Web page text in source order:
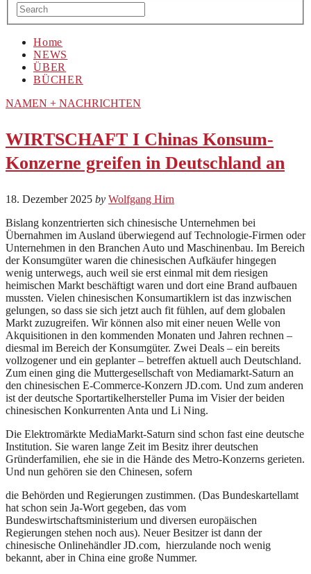
Home
NEWS
ÜBER
BÜCHER
NAMEN + NACHRICHTEN
WIRTSCHAFT I Chinas Konsum-
Konzerne greifen in Deutschland an
18. Dezember 2025 by Wolfgang Hirn
Bislang konzentrierten sich chinesische Unternehmen bei
Übernahmen im Ausland überwiegend auf Technologie-Firmen oder
Unternehmen in den Branchen Auto und Maschinenbau. Im Bereich
der Konsumgüter waren die chinesischen Aufkäufer hingegen
wenig unterwegs, auch weil sie erst einmal mit dem riesigen
heimischen Markt beschäftigt waren und dort eine Brand aufbauen
mussten. Vielen chinesischen Konsumartiklern ist das inzwischen
gelungen, so dass sie sich jetzt auch fit fühlen, auf dem globalen
Markt zuzugreifen. Wir können also mit einer neuen Welle von
Akquisitionen in den kommenden Monaten und Jahren rechnen –
diesmal im Bereich der Konsumgüter. Zwei Deals – ein bereits
vollzogener und ein geplanter – betreffen aktuell auch Deutschland.
Zum einen ging die Muttergesellschaft von Mediamarkt-Saturn an
den chinesischen E-Commerce-Konzern JD.com. Und zum anderen
ist der deutsche Sportartikelhersteller Puma im Visier der beiden
chinesischen Konkurrenten Anta und Li Ning.
Die Elektromärkte MediaMarkt-Saturn sind schon fast eine deutsche
Institution. Sie waren lange Zeit im Besitz ihrer deutschen
Gründerfamilien, ehe sie in die Hände des Metro-Konzerns gerieten.
Und nun gehören sie den Chinesen, sofern
die Behörden und Regierungen zustimmen. (Das Bundeskartellamt
hat schon sein Ja-Wort gegeben, das vom
Bundeswirtschaftsministerium und diversen europäischen
Regierungen stehen noch aus). Neuer Besitzer ist dann der
chinesische Onlinehändler JD.com, hierzulande noch wenig
bekannt, aber in China eine große Nummer.